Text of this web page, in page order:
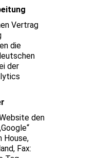
Vertrag
die
der
den
House,
Fax: